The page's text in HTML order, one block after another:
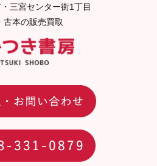
三宮センター街1丁目
古本の販売買取